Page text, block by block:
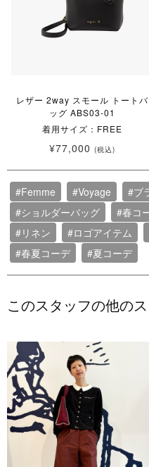
レザー 2way スモール トートバ
ッグ ABS03-01
着用サイズ：FREE
¥77,000 (税込)
#Femme #Voyage #ブ
#ショルダーバッグ
#春コ
#リネン
#ロゴアイテム
#春夏コーデ
#夏コーデ
このスタッフの他の